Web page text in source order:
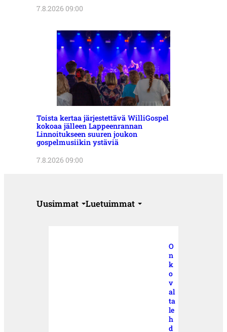
7.8.2026 09:00
Toista kertaa järjestettävä WilliGospel
kokoaa jälleen Lappeenrannan
Linnoitukseen suuren joukon
gospelmusiikin ystäviä
7.8.2026 09:00
Uusimmat Luetuimmat
O
n
k
o
v
al
ta
le
h
d